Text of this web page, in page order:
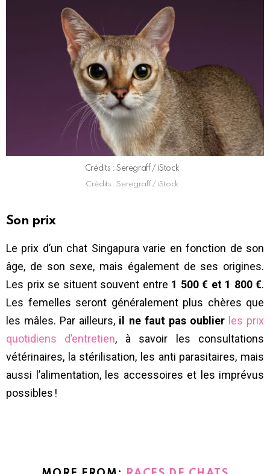
Crédits : Seregraff / iStock
Crédits : Seregraff / iStock
Son prix
Le prix d’un chat Singapura varie en fonction de son
âge, de son sexe, mais également de ses origines.
Les prix se situent souvent entre 1 500 € et 1 800 €.
Les femelles seront généralement plus chères que
les mâles. Par ailleurs, il ne faut pas oublier les prix
quotidiens d’entretien, à savoir les consultations
vétérinaires, la stérilisation, les anti parasitaires, mais
aussi l’alimentation, les accessoires et les imprévus
possibles !